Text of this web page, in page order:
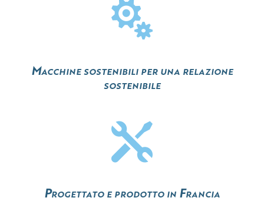

Macchine sostenibili per una relazione
sostenibile

Progettato e prodotto in Francia